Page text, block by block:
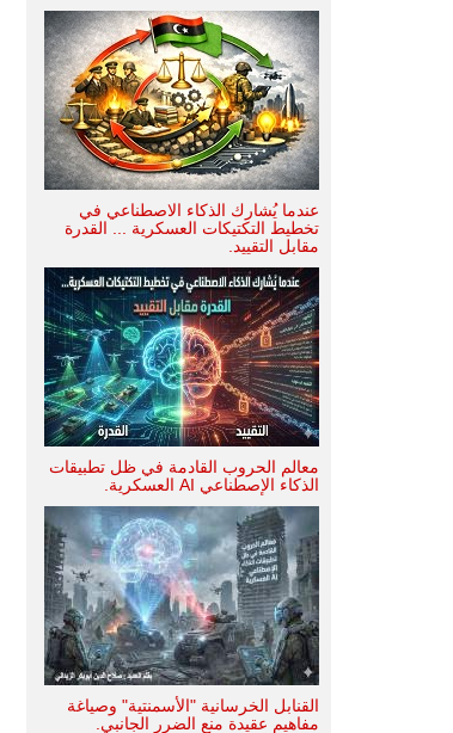
عندما يُشارك الذكاء الاصطناعي في
تخطيط التكتيكات العسكرية ... القدرة
مقابل التقييد.
معالم الحروب القادمة في ظل تطبيقات
الذكاء الإصطناعي AI العسكرية.
القنابل الخرسانية "الأسمنتية" وصياغة
مفاهيم عقيدة منع الضرر الجانبي.